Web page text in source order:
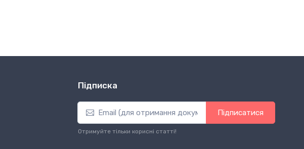
Підписка
Підписатися
Отримуйте тільки корисні статті!